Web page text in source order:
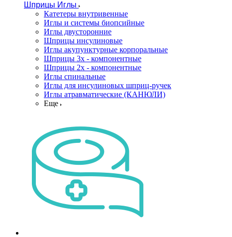
Шприцы Иглы
Катетеры внутривенные
Иглы и системы биопсийные
Иглы двусторонние
Шприцы инсулиновые
Иглы акупунктурные корпоральные
Шприцы 3х - компонентные
Шприцы 2х - компонентные
Иглы спинальные
Иглы для инсулиновых шприц-ручек
Иглы атравматические (КАНЮЛИ)
Еще